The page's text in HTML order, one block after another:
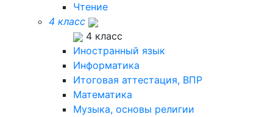
Чтение
4 класс
4 класс
Иностранный язык
Информатика
Итоговая аттестация, ВПР
Математика
Музыка, основы религии